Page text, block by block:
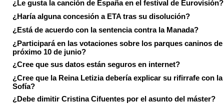
¿Le gusta la canción de España en el festival de Eurovisión?
¿Haría alguna concesión a ETA tras su disolución?
¿Está de acuerdo con la sentencia contra la Manada?
¿Participará en las votaciones sobre los parques caninos de
próximo 10 de junio?
¿Cree que sus datos están seguros en internet?
¿Cree que la Reina Letizia debería explicar su rifirrafe con la
Sofía?
¿Debe dimitir Cristina Cifuentes por el asunto del máster?